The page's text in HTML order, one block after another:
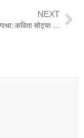
NEXT